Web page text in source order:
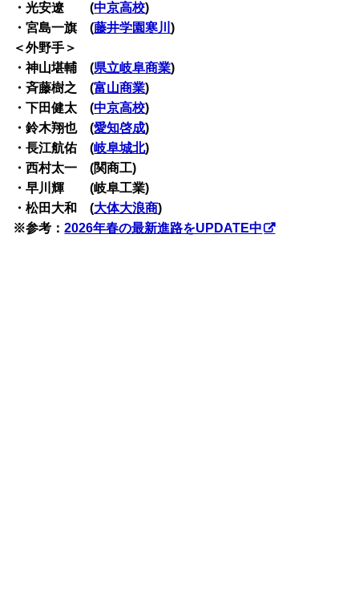
・光安遼 (中京高校)
・宮島一旗 (藤井学園寒川)
＜外野手＞
・神山堪輔 (県立岐阜商業)
・斉藤樹之 (富山商業)
・下田健太 (中京高校)
・鈴木翔也 (愛知啓成)
・長江航佑 (岐阜城北)
・西村太一 (関商工)
・早川輝 (岐阜工業)
・松田大和 (大体大浪商)
※参考：2026年春の最新進路をUPDATE中